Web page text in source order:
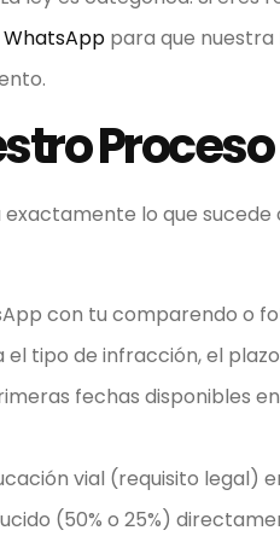
para que
lo que
con tu comparendo o
tipo de infracción, el
fechas disponibles
vial (requisito legal)
(50% o 25%)